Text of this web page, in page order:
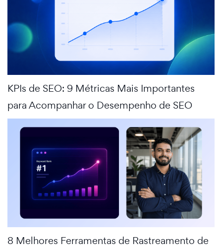
KPIs de SEO: 9 Métricas Mais Importantes
para Acompanhar o Desempenho de SEO
8 Melhores Ferramentas de Rastreamento de